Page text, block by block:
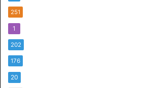
251
1
202
176
20